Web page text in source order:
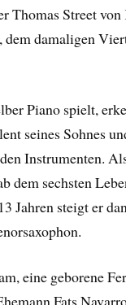
Thomas Street
dem damaligen
Piano spielt,
seines Sohnes
Instrumenten.
dem sechsten
Jahren steigt er
eine geborene